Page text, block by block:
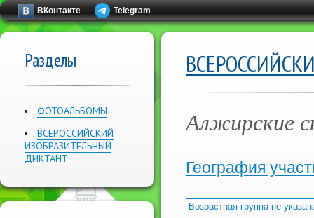
ВКонтакте Telegram
Разделы
ФОТОАЛЬБОМЫ
ВСЕРОССИЙСКИЙ
ИЗОБРАЗИТЕЛЬНЫЙ
ДИКТАНТ
Алжирские
География
Возрастная группа не